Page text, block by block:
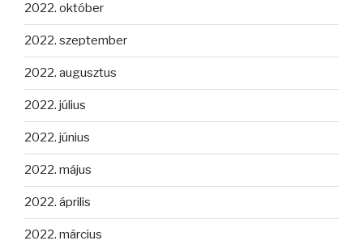
2022. október
2022. szeptember
2022. augusztus
2022. július
2022. június
2022. május
2022. április
2022. március